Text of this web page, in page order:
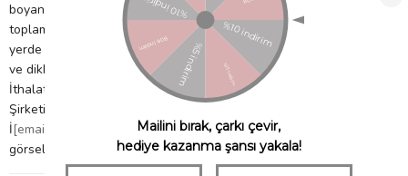
boyanabilir kartpostal içerir.4 adet çift taraflı keçeli kalem ile
toplam 8 renk sunar.Taşınabilir ve kompakt yapısı sayesinde her
yerde kolay kullanım sağlar.Ekransız eğlence sunarak yaratıcılığı
ve dikkat gelişimini destekler. 4 yaş ve üzeri için uygundur.
İthalatçı Firma Bilgileri: Petitmag İletişim ve Ticaret Limited
Şirketi Fenerbahçe Mah. Lalezar Sok. No:3/A Kadıköy
İ[email protected]
Menşei: ÇİN Uygunluk Sembolü: Ürün
görselinde bulunuyor.